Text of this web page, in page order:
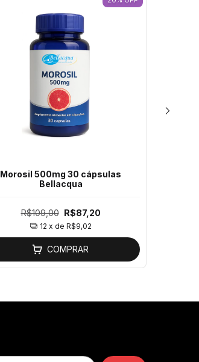
Morosil 500mg 30 cápsulas
Bellacqua
R$109,00 R$87,20
12 x de R$9,02
COMPRAR